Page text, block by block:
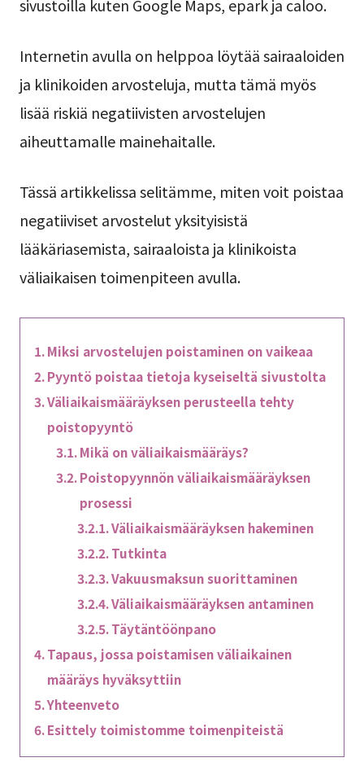
sivustoilla kuten Google Maps, epark ja caloo.
Internetin avulla on helppoa löytää sairaaloiden
ja klinikoiden arvosteluja, mutta tämä myös
lisää riskiä negatiivisten arvostelujen
aiheuttamalle mainehaitalle.
Tässä artikkelissa selitämme, miten voit poistaa
negatiiviset arvostelut yksityisistä
lääkäriasemista, sairaaloista ja klinikoista
väliaikaisen toimenpiteen avulla.
Miksi arvostelujen poistaminen on vaikeaa
Pyyntö poistaa tietoja kyseiseltä sivustolta
Väliaikaismääräyksen perusteella tehty
poistopyyntö
Mikä on väliaikaismääräys?
Poistopyynnön väliaikaismääräyksen
prosessi
Väliaikaismääräyksen hakeminen
Tutkinta
Vakuusmaksun suorittaminen
Väliaikaismääräyksen antaminen
Täytäntöönpano
Tapaus, jossa poistamisen väliaikainen
määräys hyväksyttiin
Yhteenveto
Esittely toimistomme toimenpiteistä